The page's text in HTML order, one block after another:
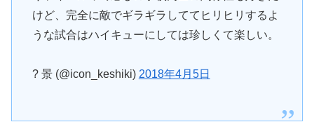
けど、完全に敵でギラギラしててヒリヒリするよ
うな試合はハイキューにしては珍しくて楽しい。
? 景 (@icon_keshiki) 2018年4月5日